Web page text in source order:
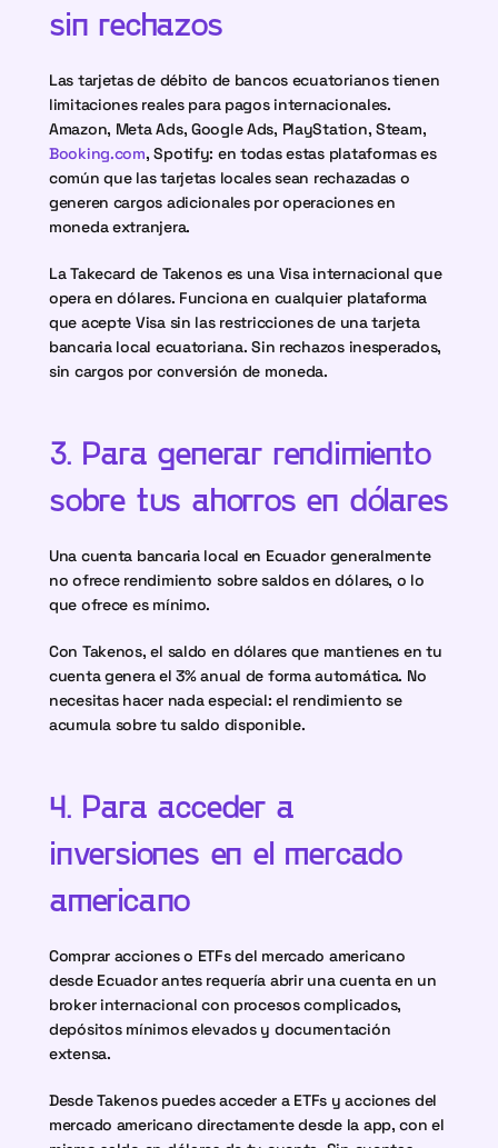
sin rechazos
Las tarjetas de débito de bancos ecuatorianos tienen
limitaciones reales para pagos internacionales.
Booking.com, Spotify: en todas estas plataformas es
común que las tarjetas locales sean rechazadas o
generen cargos adicionales por operaciones en
moneda extranjera.
La Takecard de Takenos es una Visa internacional que
opera en dólares. Funciona en cualquier plataforma
que acepte Visa sin las restricciones de una tarjeta
bancaria local ecuatoriana. Sin rechazos inesperados,
sin cargos por conversión de moneda.
3. Para generar rendimiento
sobre tus ahorros en dólares
Una cuenta bancaria local en Ecuador generalmente
no ofrece rendimiento sobre saldos en dólares, o lo
que ofrece es mínimo.
Con Takenos, el saldo en dólares que mantienes en tu
cuenta genera el 3% anual de forma automática. No
necesitas hacer nada especial: el rendimiento se
acumula sobre tu saldo disponible.
4. Para acceder a
inversiones en el mercado
americano
Comprar acciones o ETFs del mercado americano
desde Ecuador antes requería abrir una cuenta en un
broker internacional con procesos complicados,
depósitos mínimos elevados y documentación
extensa.
Desde Takenos puedes acceder a ETFs y acciones del
mercado americano directamente desde la app, con el